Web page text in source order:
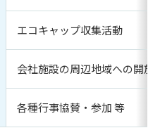
エコキャップ収集活動
会社施設の周辺地域への開放
各種行事協賛・参加 等